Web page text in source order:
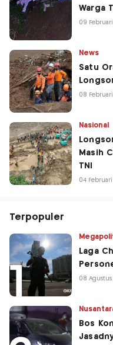
Warga
09
News
Satu
08
Nasional
Masih
TNI
04
Terpopuler
Laga
08
Bos